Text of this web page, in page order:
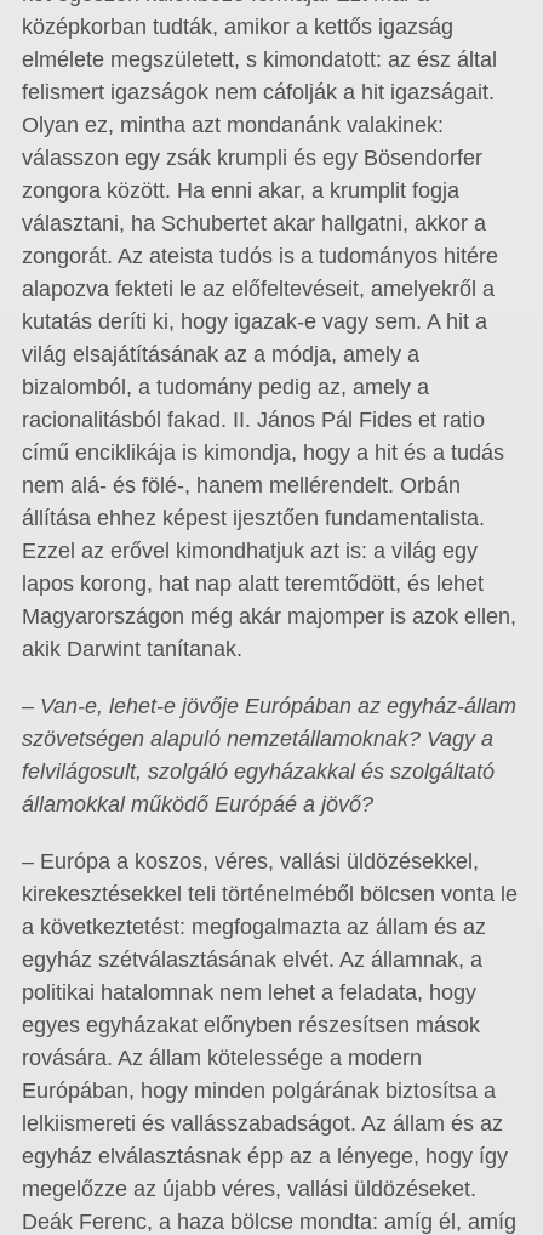
középkorban tudták, amikor a kettős igazság
elmélete megszületett, s kimondatott: az ész által
felismert igazságok nem cáfolják a hit igazságait.
Olyan ez, mintha azt mondanánk valakinek:
válasszon egy zsák krumpli és egy Bösendorfer
zongora között. Ha enni akar, a krumplit fogja
választani, ha Schubertet akar hallgatni, akkor a
zongorát. Az ateista tudós is a tudományos hitére
alapozva fekteti le az előfeltevéseit, amelyekről a
kutatás deríti ki, hogy igazak-e vagy sem. A hit a
világ elsajátításának az a módja, amely a
bizalomból, a tudomány pedig az, amely a
racionalitásból fakad. II. János Pál Fides et ratio
című enciklikája is kimondja, hogy a hit és a tudás
nem alá- és fölé-, hanem mellérendelt. Orbán
állítása ehhez képest ijesztően fundamentalista.
Ezzel az erővel kimondhatjuk azt is: a világ egy
lapos korong, hat nap alatt teremtődött, és lehet
Magyarországon még akár majomper is azok ellen,
akik Darwint tanítanak.
– Van-e, lehet-e jövője Európában az egyház-állam
szövetségen alapuló nemzetállamoknak? Vagy a
felvilágosult, szolgáló egyházakkal és szolgáltató
államokkal működő Európáé a jövő?
– Európa a koszos, véres, vallási üldözésekkel,
kirekesztésekkel teli történelméből bölcsen vonta le
a következtetést: megfogalmazta az állam és az
egyház szétválasztásának elvét. Az államnak, a
politikai hatalomnak nem lehet a feladata, hogy
egyes egyházakat előnyben részesítsen mások
rovására. Az állam kötelessége a modern
Európában, hogy minden polgárának biztosítsa a
lelkiismereti és vallásszabadságot. Az állam és az
egyház elválasztásnak épp az a lényege, hogy így
megelőzze az újabb véres, vallási üldözéseket.
Deák Ferenc, a haza bölcse mondta: amíg él, amíg